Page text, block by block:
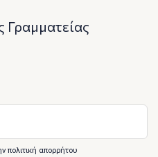
Γραμματείας
πολιτική απορρήτου